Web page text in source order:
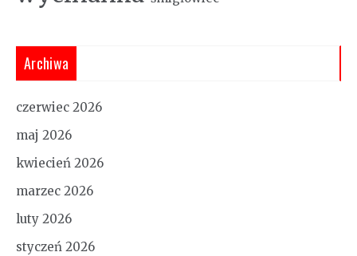
Archiwa
czerwiec 2026
maj 2026
kwiecień 2026
marzec 2026
luty 2026
styczeń 2026